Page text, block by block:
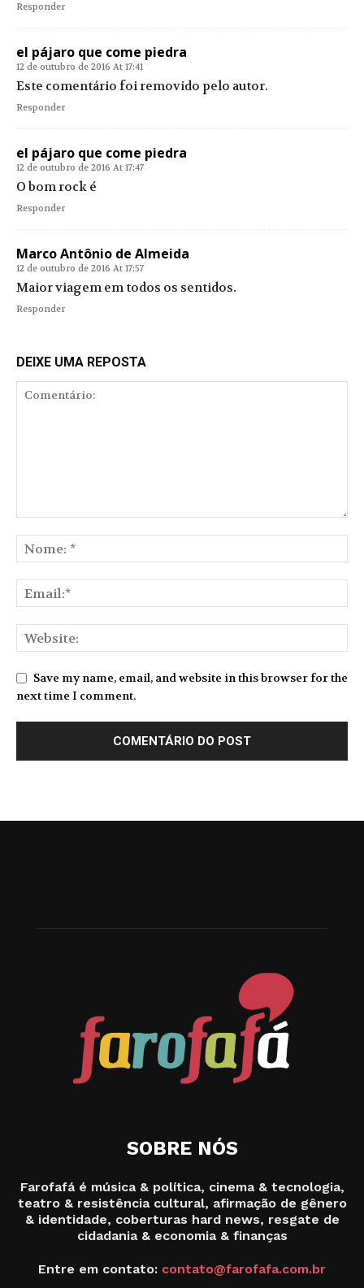
Responder
el pájaro que come piedra
12 de outubro de 2016 At 17:41
Este comentário foi removido pelo autor.
Responder
el pájaro que come piedra
12 de outubro de 2016 At 17:47
O bom rock é
Responder
Marco Antônio de Almeida
12 de outubro de 2016 At 17:57
Maior viagem em todos os sentidos.
Responder
DEIXE UMA REPOSTA
Save my name, email, and website in this browser for the
next time I comment.
SOBRE NÓS
Farofafá é música & política, cinema & tecnologia,
teatro & resistência cultural, afirmação de gênero
& identidade, coberturas hard news, resgate de
cidadania & economia & finanças
Entre em contato: contato@farofafa.com.br